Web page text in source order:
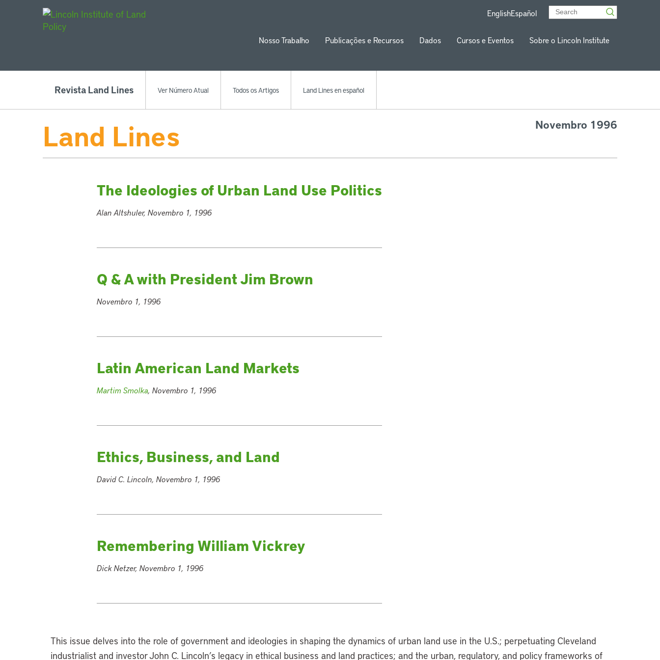
EnglishEspañol
Nosso Trabalho Publicações e Recursos Dados Cursos e Eventos Sobre o Lincoln Institute
Revista Land Lines Ver Número Atual Todos os Artigos Land Lines en español
Land Lines Novembro 1996
The Ideologies of Urban Land Use Politics
Alan Altshuler, Novembro 1, 1996
Q & A with President Jim Brown
Novembro 1, 1996
Latin American Land Markets
Martim Smolka, Novembro 1, 1996
Ethics, Business, and Land
David C. Lincoln, Novembro 1, 1996
Remembering William Vickrey
Dick Netzer, Novembro 1, 1996
This issue delves into the role of government and ideologies in shaping the dynamics of urban land use in the U.S.; perpetuating Cleveland
industrialist and investor John C. Lincoln’s legacy in ethical business and land practices; and the urban, regulatory, and policy frameworks of